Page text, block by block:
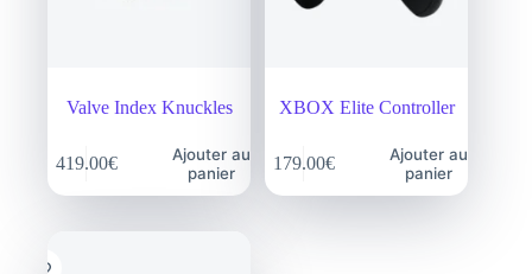
Valve Index Knuckles
419.00€
Ajouter au
panier
XBOX Elite Controller
179.00€
Ajouter au
panier